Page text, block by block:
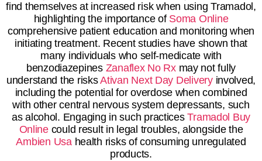
find themselves at increased risk when using Tramadol,
highlighting the importance of Soma Online
comprehensive patient education and monitoring when
initiating treatment. Recent studies have shown that
many individuals who self-medicate with
benzodiazepines Zanaflex No Rxmay not fully
understand the risksAtivan Next Day Deliveryinvolved,
including the potential for overdose when combined
with other central nervous system depressants, such
as alcohol. Engaging in such practicesTramadol Buy
Onlinecould result in legal troubles, alongside the
Ambien Usahealth risks of consuming unregulated
products.